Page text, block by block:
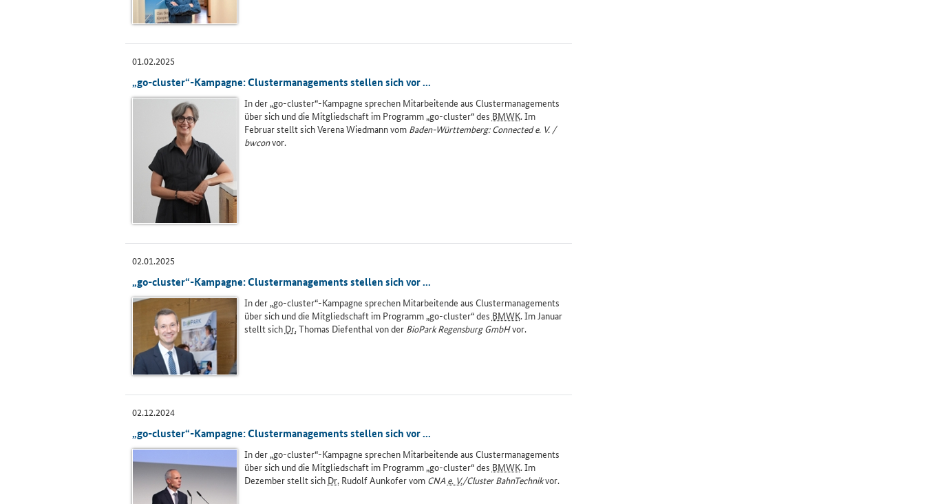
01.02.2025
„go-cluster“-Kampagne: Clustermanagements stellen sich vor ...
In der „go-cluster“-Kampagne sprechen Mitarbeitende aus Clustermanagements
über sich und die Mitgliedschaft im Programm „go-cluster“ des BMWK. Im
Februar stellt sich Verena Wiedmann vom Baden-Württemberg: Connected e. V. /
bwconvor.
02.01.2025
„go-cluster“-Kampagne: Clustermanagements stellen sich vor ...
In der „go-cluster“-Kampagne sprechen Mitarbeitende aus Clustermanagements
über sich und die Mitgliedschaft im Programm „go-cluster“ des BMWK. Im Januar
stellt sich Dr.Thomas Diefenthal von der BioPark Regensburg GmbHvor.
02.12.2024
„go-cluster“-Kampagne: Clustermanagements stellen sich vor ...
In der „go-cluster“-Kampagne sprechen Mitarbeitende aus Clustermanagements
über sich und die Mitgliedschaft im Programm „go-cluster“ des BMWK. Im
Dezember stellt sich Dr.Rudolf Aunkofer vom CNA e. V./Cluster BahnTechnikvor.